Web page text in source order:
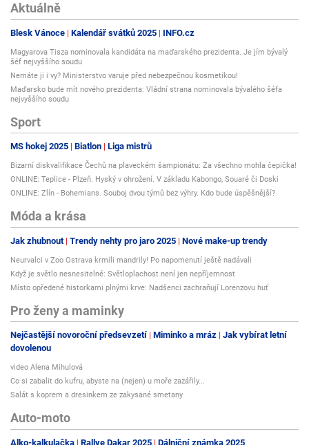
Aktuálně
Blesk Vánoce Kalendář svátků 2025 INFO.cz
Magyarova Tisza nominovala kandidáta na maďarského prezidenta. Je jím bývalý
šéf nejvyššího soudu
Nemáte ji i vy? Ministerstvo varuje před nebezpečnou kosmetikou!
Maďarsko bude mít nového prezidenta: Vládní strana nominovala bývalého šéfa
nejvyššího soudu
Sport
MS hokej 2025 Biatlon Liga mistrů
Bizarní diskvalifikace Čechů na plaveckém šampionátu: Za všechno mohla čepička!
ONLINE: Teplice - Plzeň. Hyský v ohrožení. V základu Kabongo, Souaré či Doski
ONLINE: Zlín - Bohemians. Souboj dvou týmů bez výhry. Kdo bude úspěšnější?
Móda a krása
Jak zhubnout Trendy nehty pro jaro 2025 Nové make-up trendy
Neurvalci v Zoo Ostrava krmili mandrily! Po napomenutí ještě nadávali
Když je světlo nesnesitelné: Světloplachost není jen nepříjemnost
Místo opředené historkami plnými krve: Nadšenci zachraňují Lorenzovu huť
Pro ženy a maminky
Nejčastější novoroční předsevzetí Miminko a mráz Jak vybírat letní
dovolenou
video Alena Mihulová
Co si zabalit do kufru, abyste na (nejen) u moře zazářily...
Salát s koprem a dresinkem ze zakysané smetany
Auto-moto
Alko-kalkulačka Rallye Dakar 2025 Dálniční známka 2025